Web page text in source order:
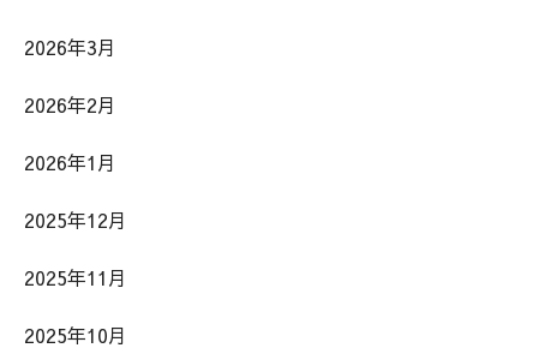
2026年3月
2026年2月
2026年1月
2025年12月
2025年11月
2025年10月